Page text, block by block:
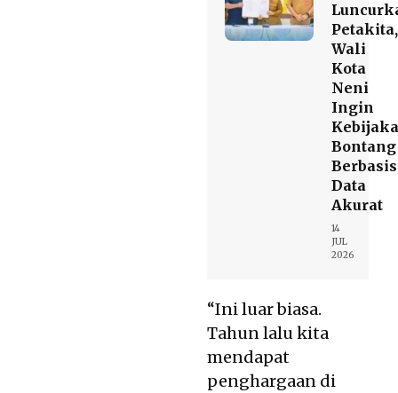
Petakita,
Wali
Kota
Neni
Ingin
Bontang
Berbasis
Data
Akurat
14
JUL
2026
“Ini luar biasa.
Tahun lalu kita
mendapat
penghargaan di